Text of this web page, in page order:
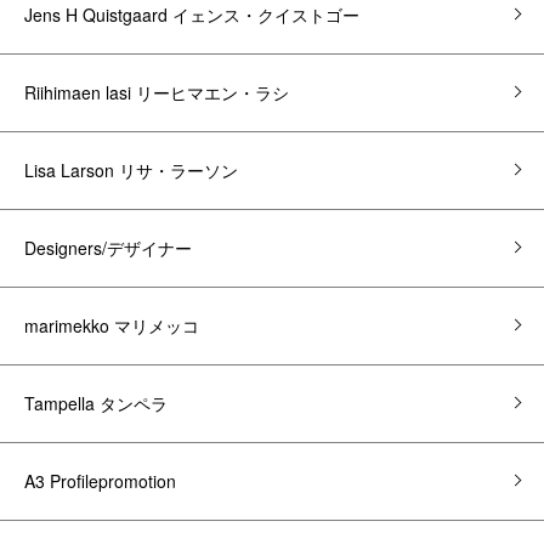
Jens H Quistgaard イェンス・クイストゴー
Riihimaen lasi リーヒマエン・ラシ
Lisa Larson リサ・ラーソン
Designers/デザイナー
marimekko マリメッコ
Tampella タンペラ
A3 Profilepromotion